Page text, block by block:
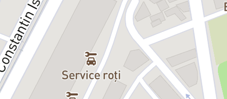
verii — și e la noi acasă.
Acces copii:
Copiii până la 14 ani au acces gratuit împreună cu un
adult plătitor de bilet.
Fumat:
Permis
Bilete:
Nereturnabile
Deschiderea porților:
17:00
Elli Kokkinou pe scenă:20:00